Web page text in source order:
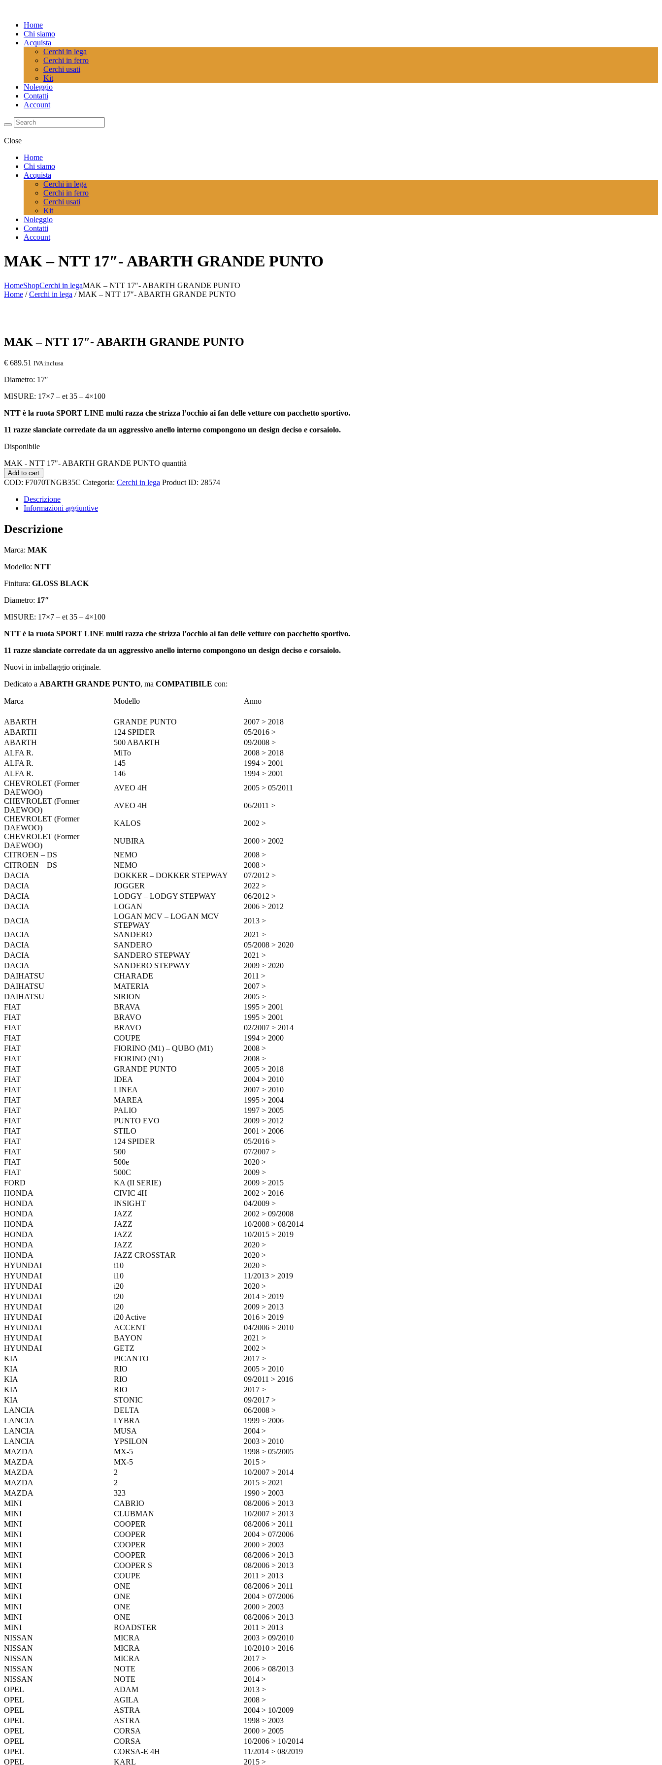
Home
Chi siamo
Acquista
Cerchi in lega
Cerchi in ferro
Cerchi usati
Kit
Noleggio
Contatti
Account
Close
Home
Chi siamo
Acquista
Cerchi in lega
Cerchi in ferro
Cerchi usati
Kit
Noleggio
Contatti
Account
MAK – NTT 17″- ABARTH GRANDE PUNTO
HomeShopCerchi in legaMAK – NTT 17″- ABARTH GRANDE PUNTO
Home /Cerchi in lega / MAK – NTT 17″- ABARTH GRANDE PUNTO
MAK – NTT 17″- ABARTH GRANDE PUNTO
€ 689.51 IVA inclusa
Diametro: 17″
MISURE: 17×7 – et 35 – 4×100
NTT è la ruota SPORT LINE multi razza che strizza l’occhio ai fan delle vetture con pacchetto sportivo.
11 razze slanciate corredate da un aggressivo anello interno compongono un design deciso e corsaiolo.
Disponibile
MAK - NTT 17"- ABARTH GRANDE PUNTO quantità
Add to cart
COD: F7070TNGB35C Categoria: Cerchi in lega Product ID: 28574
Descrizione
Informazioni aggiuntive
Descrizione
Marca: MAK
Modello: NTT
Finitura: GLOSS BLACK
Diametro: 17″
MISURE: 17×7 – et 35 – 4×100
NTT è la ruota SPORT LINE multi razza che strizza l’occhio ai fan delle vetture con pacchetto sportivo.
11 razze slanciate corredate da un aggressivo anello interno compongono un design deciso e corsaiolo.
Nuovi in imballaggio originale.
Dedicato a ABARTH GRANDE PUNTO, ma COMPATIBILE con:
Marca Modello Anno
ABARTH GRANDE PUNTO
2007 > 2018
ABARTH
124 SPIDER
05/2016 >
ABARTH
500 ABARTH
09/2008 >
ALFA R.
MiTo
2008 > 2018
ALFA R.
145
1994 > 2001
ALFA R.
146
1994 > 2001
CHEVROLET (Former
DAEWOO)
AVEO 4H
2005 > 05/2011
CHEVROLET (Former
DAEWOO)
AVEO 4H
06/2011 >
CHEVROLET (Former
DAEWOO)
KALOS
2002 >
CHEVROLET (Former
DAEWOO)
NUBIRA
2000 > 2002
CITROEN – DS
NEMO
2008 >
CITROEN – DS
NEMO
2008 >
DACIA
DOKKER – DOKKER STEPWAY
07/2012 >
DACIA
JOGGER
2022 >
DACIA
LODGY – LODGY STEPWAY
06/2012 >
DACIA
LOGAN
2006 > 2012
DACIA
LOGAN MCV – LOGAN MCV
STEPWAY
2013 >
DACIA
SANDERO
2021 >
DACIA
SANDERO
05/2008 > 2020
DACIA
SANDERO STEPWAY
2021 >
DACIA
SANDERO STEPWAY
2009 > 2020
DAIHATSU
CHARADE
2011 >
DAIHATSU
MATERIA
2007 >
DAIHATSU
SIRION
2005 >
FIAT
BRAVA
1995 > 2001
FIAT
BRAVO
1995 > 2001
FIAT
BRAVO
02/2007 > 2014
FIAT
COUPE
1994 > 2000
FIAT
FIORINO (M1) – QUBO (M1)
2008 >
FIAT
FIORINO (N1)
2008 >
FIAT
GRANDE PUNTO
2005 > 2018
FIAT
IDEA
2004 > 2010
FIAT
LINEA
2007 > 2010
FIAT
MAREA
1995 > 2004
FIAT
PALIO
1997 > 2005
FIAT
PUNTO EVO
2009 > 2012
FIAT
STILO
2001 > 2006
FIAT
124 SPIDER
05/2016 >
FIAT
500
07/2007 >
FIAT
500e
2020 >
FIAT
500C
2009 >
FORD
KA (II SERIE)
2009 > 2015
HONDA
CIVIC 4H
2002 > 2016
HONDA
INSIGHT
04/2009 >
HONDA
JAZZ
2002 > 09/2008
HONDA
JAZZ
10/2008 > 08/2014
HONDA
JAZZ
10/2015 > 2019
HONDA
JAZZ
2020 >
HONDA
JAZZ CROSSTAR
2020 >
HYUNDAI
i10
2020 >
HYUNDAI
i10
11/2013 > 2019
HYUNDAI
i20
2020 >
HYUNDAI
i20
2014 > 2019
HYUNDAI
i20
2009 > 2013
HYUNDAI
i20 Active
2016 > 2019
HYUNDAI
ACCENT
04/2006 > 2010
HYUNDAI
BAYON
2021 >
HYUNDAI
GETZ
2002 >
KIA
PICANTO
2017 >
KIA
RIO
2005 > 2010
KIA
RIO
09/2011 > 2016
KIA
RIO
2017 >
KIA
STONIC
09/2017 >
LANCIA
DELTA
06/2008 >
LANCIA
LYBRA
1999 > 2006
LANCIA
MUSA
2004 >
LANCIA
YPSILON
2003 > 2010
MAZDA
MX-5
1998 > 05/2005
MAZDA
MX-5
2015 >
MAZDA
2
10/2007 > 2014
MAZDA
2
2015 > 2021
MAZDA
323
1990 > 2003
MINI
CABRIO
08/2006 > 2013
MINI
CLUBMAN
10/2007 > 2013
MINI
COOPER
08/2006 > 2011
MINI
COOPER
2004 > 07/2006
MINI
COOPER
2000 > 2003
MINI
COOPER
08/2006 > 2013
MINI
COOPER S
08/2006 > 2013
MINI
COUPE
2011 > 2013
MINI
ONE
08/2006 > 2011
MINI
ONE
2004 > 07/2006
MINI
ONE
2000 > 2003
MINI
ONE
08/2006 > 2013
MINI
ROADSTER
2011 > 2013
NISSAN
MICRA
2003 > 09/2010
NISSAN
MICRA
10/2010 > 2016
NISSAN
MICRA
2017 >
NISSAN
NOTE
2006 > 08/2013
NISSAN
NOTE
2014 >
OPEL
ADAM
2013 >
OPEL
AGILA
2008 >
OPEL
ASTRA
2004 > 10/2009
OPEL
ASTRA
1998 > 2003
OPEL
CORSA
2000 > 2005
OPEL
CORSA
10/2006 > 10/2014
OPEL
CORSA-E 4H
11/2014 > 08/2019
OPEL
KARL 2015 >